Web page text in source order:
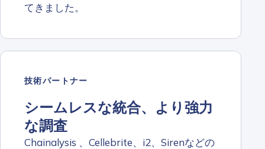
てきました。
技術パートナー
シームレスな統合、より強力
な調査
Chainalysis 、Cellebrite、i2、Sirenなどの